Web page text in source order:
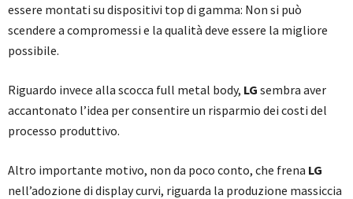
essere montati su dispositivi top di gamma: Non si può
scendere a compromessi e la qualità deve essere la migliore
possibile.
Riguardo invece alla scocca full metal body, LG sembra aver
accantonato l’idea per consentire un risparmio dei costi del
processo produttivo.
Altro importante motivo, non da poco conto, che frena LG
nell’adozione di display curvi, riguarda la produzione massiccia